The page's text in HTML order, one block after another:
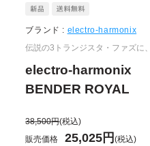
ブランド : electro-harmonix
伝説の3トランジスタ・ファズに
electro-harmonix
BENDER ROYAL
38,500円(税込)
販売価格
25,025円(税込)